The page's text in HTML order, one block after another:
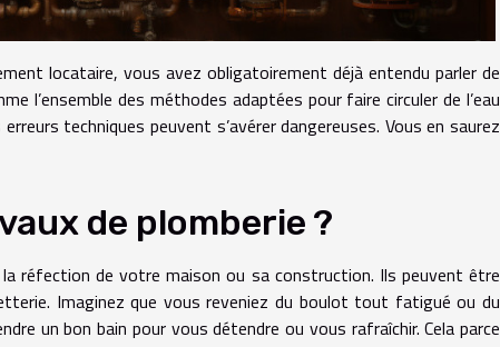
locataire, vous avez obligatoirement déjà entendu parler de
l’ensemble des méthodes adaptées pour faire circuler de l’eau
techniques peuvent s’avérer dangereuses. Vous en saurez
de plomberie ?
réfection de votre maison ou sa construction. Ils peuvent être
Imaginez que vous reveniez du boulot tout fatigué ou du
un bon bain pour vous détendre ou vous rafraîchir. Cela parce